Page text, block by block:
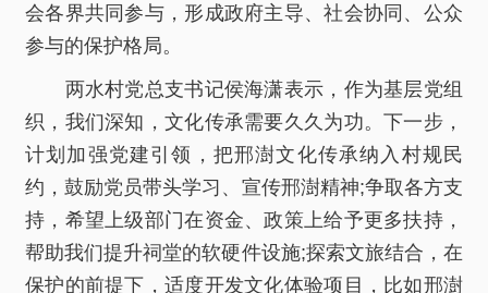
会各界共同参与，形成政府主导、社会协同、公众
参与的保护格局。
两水村党总支书记侯海潇表示，作为基层党组
织，我们深知，文化传承需要久久为功。下一步，
计划加强党建引领，把邢澍文化传承纳入村规民
约，鼓励党员带头学习、宣传邢澍精神;争取各方支
持，希望上级部门在资金、政策上给予更多扶持，
帮助我们提升祠堂的软硬件设施;探索文旅结合，在
保护的前提下，适度开发文化体验项目，比如邢澍